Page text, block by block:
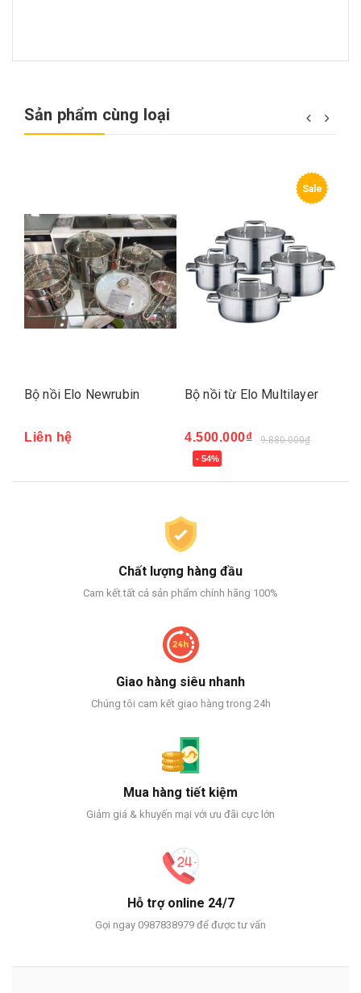
Sản phẩm cùng loại
Bộ nồi Elo Newrubin
Liên hệ
Sale
Bộ nồi từ Elo Multilayer
4.500.000₫ 9.880.000₫
- 54%
Chất lượng hàng đầu
Cam kết tất cả sản phẩm chính hãng 100%
Giao hàng siêu nhanh
Chúng tôi cam kết giao hàng trong 24h
Mua hàng tiết kiệm
Giảm giá & khuyến mại với ưu đãi cực lớn
Hỗ trợ online 24/7
Gọi ngay 0987838979 để được tư vấn